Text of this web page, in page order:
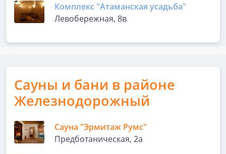
Комплекс "Атаманская усадьба"
Левобережная, 8в
Сауны и бани в районе
Железнодорожный
Сауна "Эрмитаж Румс"
Предботаническая, 2а